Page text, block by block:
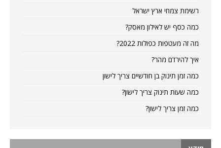
רשימת צמחי ארץ ישראל
כמה כסף יש לאילון מאסק?
מה זה מעטפות כפולות 2022?
איך להירדם מהר?
כמה זמן תינוק בן חודשיים צריך לישון
כמה שעות תינוק צריך לישון?
כמה זמן צריך לישון?